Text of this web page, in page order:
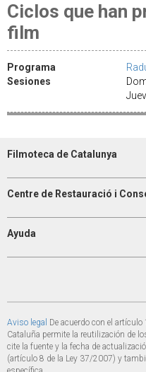
Ciclos que han
film
Programa
Sesiones
Filmoteca de Catalunya
Centre de Restauració i
Ayuda
Aviso legal De acuerdo con el
Cataluña permite la reutilización de
cite la fuente y la fecha de
(artículo 8 de la Ley 37/2007) y